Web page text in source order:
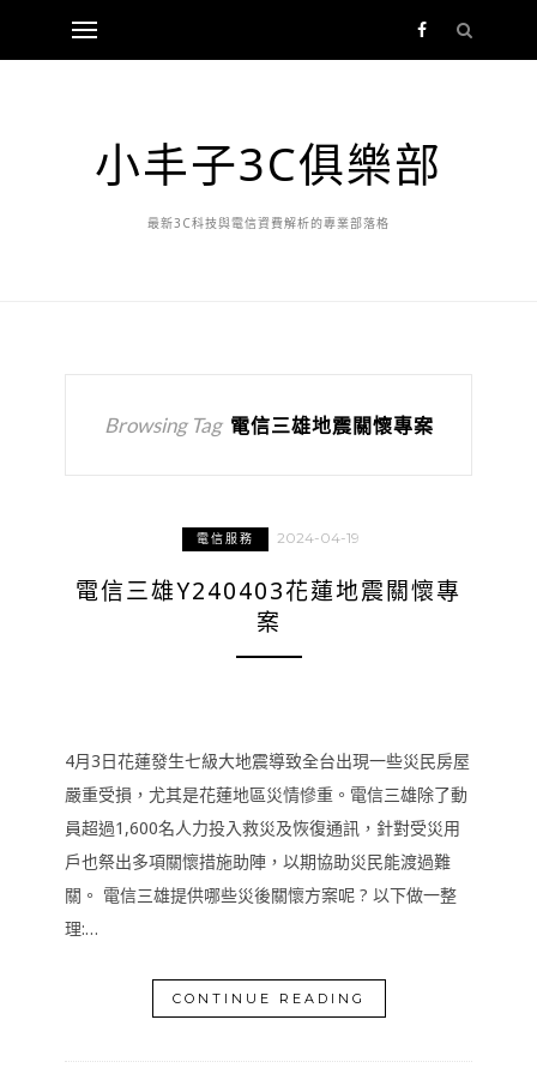
小丰子3C俱樂部
最新3C科技與電信資費解析的專業部落格
Browsing Tag 電信三雄地震關懷專案
電信服務 2024-04-19
電信三雄Y240403花蓮地震關懷專
案
4月3日花蓮發生七級大地震導致全台出現一些災民房屋
嚴重受損，尤其是花蓮地區災情慘重。電信三雄除了動
員超過1,600名人力投入救災及恢復通訊，針對受災用
戶也祭出多項關懷措施助陣，以期協助災民能渡過難
關。 電信三雄提供哪些災後關懷方案呢 ? 以下做一整
理:…
CONTINUE READING